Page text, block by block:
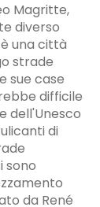
Magritte,
diverso
una città
strade
sue case
difficile
dell'Unesco
di
sono
da René